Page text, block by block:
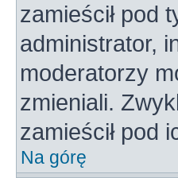
zamieścił pod
administrator,
moderatorzy
zmieniali.
zamieścił pod
Na górę